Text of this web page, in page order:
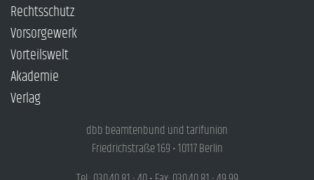
Rechtsschutz
Vorsorgewerk
Vorteilswelt
Akademie
Verlag
dbb beamtenbund und tarifunion
Friedrichstraße 169 • 10117 Berlin